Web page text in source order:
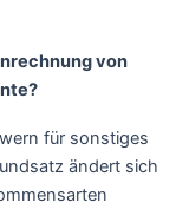
von
für sonstiges
ändert sich